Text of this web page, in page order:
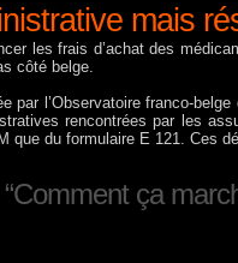
mais
les frais d’achat des
côté belge.
par l’Observatoire franco-
rencontrées par les
que du formulaire E 121. Ces
ça